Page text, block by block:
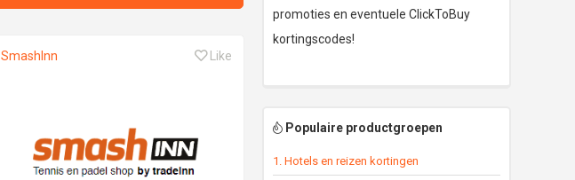
SmashInn Like
promoties en eventuele ClickToBuy
kortingscodes!
Populaire productgroepen
1. Hotels en reizen kortingen